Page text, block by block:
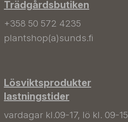
Trädgårdsbutiken
+358 50 572 4235
plantshop(a)sunds.fi
Lösviktsprodukter
lastningstider
vardagar kl.09-17, lö kl. 09-15